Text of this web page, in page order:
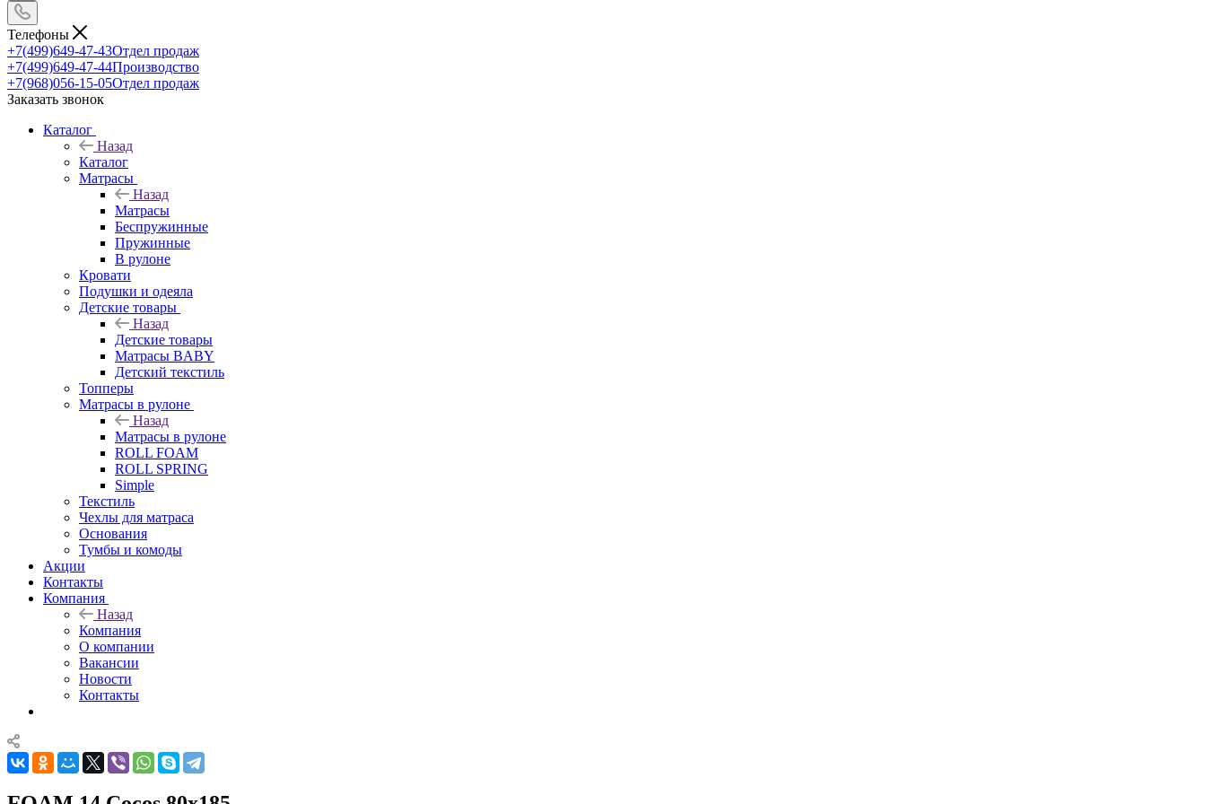
Телефоны
+7(499)649-47-43Отдел продаж
+7(499)649-47-44Производство
+7(968)056-15-05Отдел продаж
Заказать звонок
Каталог
Назад
Каталог
Матрасы
Назад
Матрасы
Беспружинные
Пружинные
В рулоне
Кровати
Подушки и одеяла
Детские товары
Назад
Детские товары
Матрасы BABY
Детский текстиль
Топперы
Матрасы в рулоне
Назад
Матрасы в рулоне
ROLL FOAM
ROLL SPRING
Simple
Текстиль
Чехлы для матраса
Основания
Тумбы и комоды
Акции
Контакты
Компания
Назад
Компания
О компании
Вакансии
Новости
Контакты